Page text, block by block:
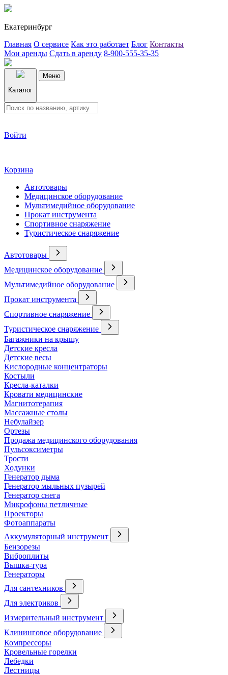
Екатеринбург
Главная О сервисе Как это работает Блог Контакты
Мои аренды Сдать в аренду 8-900-555-35-35
Каталог
Меню
Войти
Корзина
Автотовары
Медицинское оборудование
Мультимедийное оборудование
Прокат инструмента
Спортивное снаряжение
Туристическое снаряжение
Автотовары
Медицинское оборудование
Мультимедийное оборудование
Прокат инструмента
Спортивное снаряжение
Туристическое снаряжение
Багажники на крышу
Детские кресла
Детские весы
Кислородные концентраторы
Костыли
Кресла-каталки
Кровати медицинские
Магнитотерапия
Массажные столы
Небулайзер
Ортезы
Продажа медицинского оборудования
Пульсоксиметры
Трости
Ходунки
Генератор дыма
Генератор мыльных пузырей
Генератор снега
Микрофоны петличные
Проекторы
Фотоаппараты
Аккумуляторный инструмент
Бензорезы
Виброплиты
Вышка-тура
Генераторы
Для сантехников
Для электриков
Измерительный инструмент
Клининговое оборудование
Компрессоры
Кровельные горелки
Лебедки
Лестницы